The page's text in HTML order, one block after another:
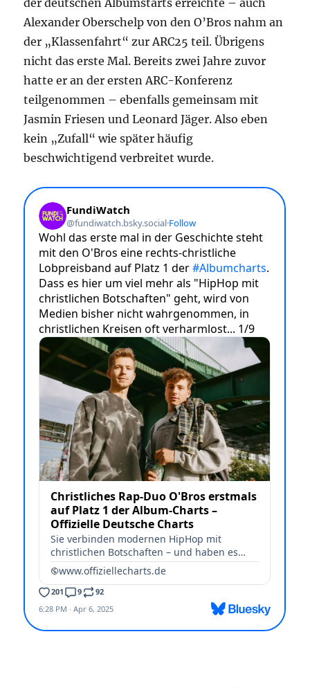
der deutschen Albumstarts erreichte – auch
Alexander Oberschelp von den O’Bros nahm an
der „Klassenfahrt“ zur ARC25 teil. Übrigens
nicht das erste Mal. Bereits zwei Jahre zuvor
hatte er an der ersten ARC-Konferenz
teilgenommen – ebenfalls gemeinsam mit
Jasmin Friesen und Leonard Jäger. Also eben
kein „Zufall“ wie später häufig
beschwichtigend verbreitet wurde.